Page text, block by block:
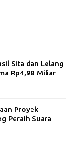
Sita dan Lelang
Rp4,98 Miliar
Proyek
Peraih Suara